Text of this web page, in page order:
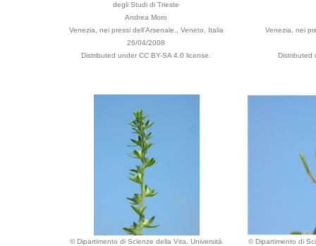
degli Studi di Trieste
Andrea Moro
Venezia, nei pressi dell'Arsenale., Veneto, Italia
26/04/2008
Distributed under CC BY-SA 4.0 license.
Venezia, nei
Distributed
© Dipartimento di Scienze della Vita, Università
© Dipartimento di